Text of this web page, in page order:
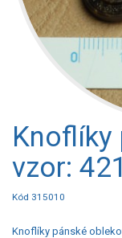
Knoflíky
vzor:
Kód 315010
Knoflíky pánské